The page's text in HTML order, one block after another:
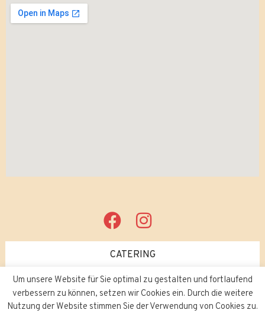
CATERING
JOBS
Um unsere Website für Sie optimal zu gestalten und fortlaufend
verbessern zu können, setzen wir Cookies ein. Durch die weitere
Nutzung der Website stimmen Sie der Verwendung von Cookies zu.